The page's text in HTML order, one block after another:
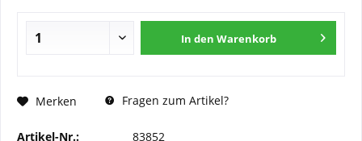
In den Warenkorb
Merken Fragen zum Artikel?
Artikel-Nr.:
83852